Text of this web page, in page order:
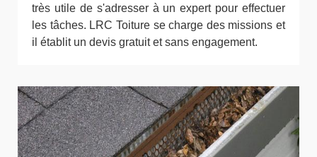
très utile de s'adresser à un expert pour effectuer
les tâches. LRC Toiture se charge des missions et
il établit un devis gratuit et sans engagement.